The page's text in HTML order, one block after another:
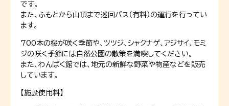
です。
また、ふもとから山頂まで巡回バス（有料）の運行を行ってい
ます。
700本の桜が咲く季節や、ツツジ、シャクナゲ、アジサイ、モミ
ジの咲く季節には自然公園の散策を満喫してください。
また、わんぱく館では、地元の新鮮な野菜や物産などを販売
しています。
【施設使用料】